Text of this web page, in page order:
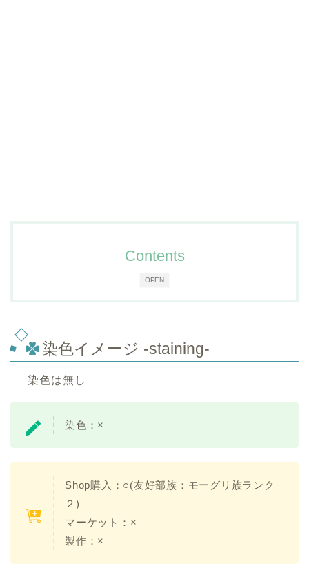
OPEN
Contents
染色イメージ -staining-
染色は無し
染色：×
Shop購入：○(友好部族：モーグリ族ランク
２)
マーケット：×
製作：×